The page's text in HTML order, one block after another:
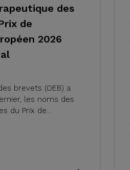
des
de
2026
brevets (OEB) a
les noms des
du Prix de...